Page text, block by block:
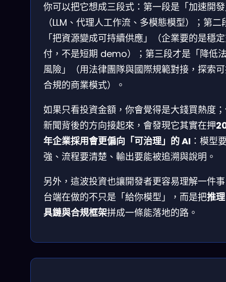
你可以把它想成三段式：第一段是「加速開
（LLM、代理人工作流、多模態模型）；第二
「把資源變成可持續供應」（企業要的是穩
付，不是短期 demo）；第三段才是「降低
風險」（用法律團隊與國際規範對接，探索
合規的商業模式）。
如果只看投資金額，你會覺得是大錢買熱度
新聞背後的方向接起來，會發現它其實在押
年企業採用會更偏向「可治理」的 AI ：模型
強、流程要清楚、輸出要能被追溯與說明。
另外，這波投資也讓開發者更容易理解一件
台端在做的不只是「給你模型」，而是把推
具鏈與合規框架拼成一條能落地的路。